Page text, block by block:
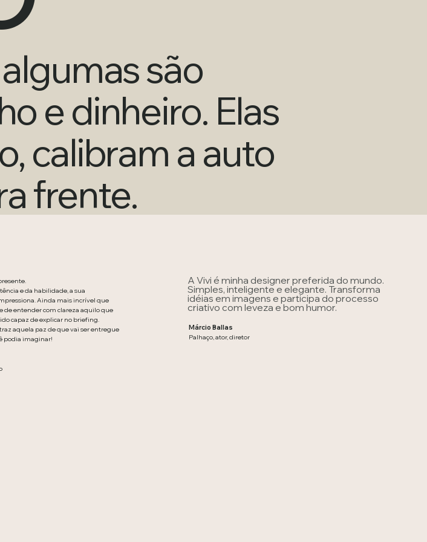
e da habilidade, a sua
Ainda mais incrível que
de entender com clareza aquilo que
capaz de explicar no briefing.
aquela paz de que vai ser entregue
podia imaginar!
A Vivi é minha designer preferida do mundo.
Simples, inteligente e elegante. Transforma
idéias em imagens e participa do processo
criativo com leveza e bom humor.
Márcio Ballas
Palhaço, ator, diretor
são
e dinheiro. Elas
calibram a auto
frente.